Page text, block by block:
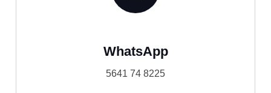
WhatsApp
5641 74 8225